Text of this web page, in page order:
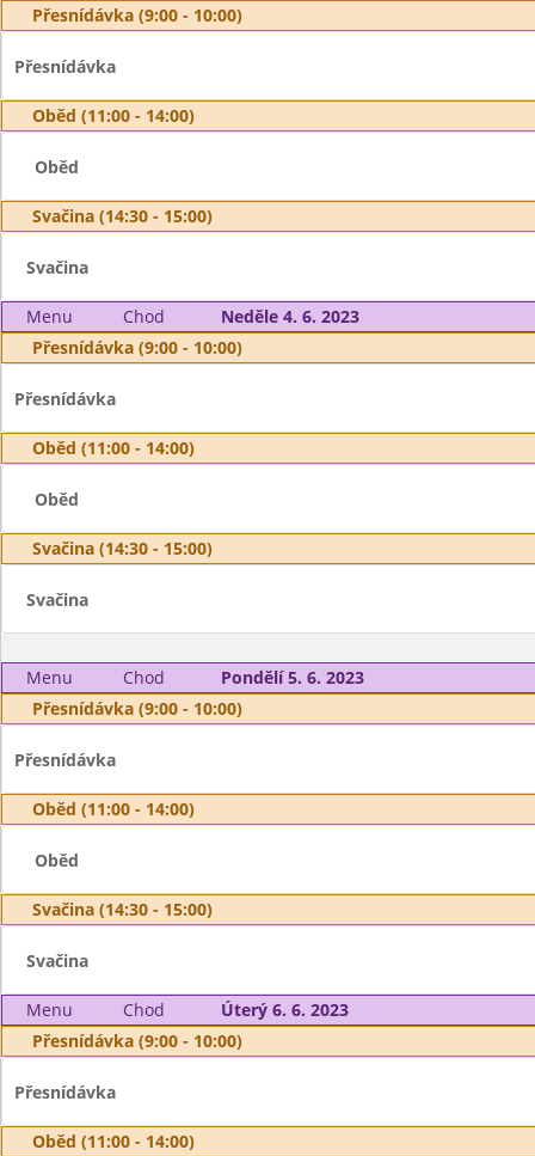
Přesnídávka (9:00 - 10:00)
Přesnídávka
Oběd (11:00 - 14:00)
Oběd
Svačina (14:30 - 15:00)
Svačina
Menu Chod
Neděle 4. 6. 2023
Přesnídávka (9:00 - 10:00)
Přesnídávka
Oběd (11:00 - 14:00)
Oběd
Svačina (14:30 - 15:00)
Svačina
Menu Chod
Pondělí 5. 6. 2023
Přesnídávka (9:00 - 10:00)
Přesnídávka
Oběd (11:00 - 14:00)
Oběd
Svačina (14:30 - 15:00)
Svačina
Menu Chod
Úterý 6. 6. 2023
Přesnídávka (9:00 - 10:00)
Přesnídávka
Oběd (11:00 - 14:00)